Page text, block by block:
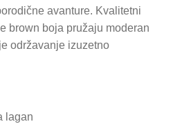
avanture. Kvalitetni
brown boja pružaju moderan
održavanje izuzetno
lagan